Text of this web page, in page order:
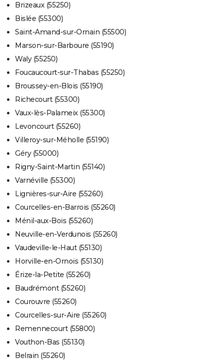
Brizeaux (55250)
Bislée (55300)
Saint-Amand-sur-Ornain (55500)
Marson-sur-Barboure (55190)
Waly (55250)
Foucaucourt-sur-Thabas (55250)
Broussey-en-Blois (55190)
Richecourt (55300)
Vaux-lès-Palameix (55300)
Levoncourt (55260)
Villeroy-sur-Méholle (55190)
Géry (55000)
Rigny-Saint-Martin (55140)
Varnéville (55300)
Lignières-sur-Aire (55260)
Courcelles-en-Barrois (55260)
Ménil-aux-Bois (55260)
Neuville-en-Verdunois (55260)
Vaudeville-le-Haut (55130)
Horville-en-Ornois (55130)
Érize-la-Petite (55260)
Baudrémont (55260)
Courouvre (55260)
Courcelles-sur-Aire (55260)
Remennecourt (55800)
Vouthon-Bas (55130)
Belrain (55260)